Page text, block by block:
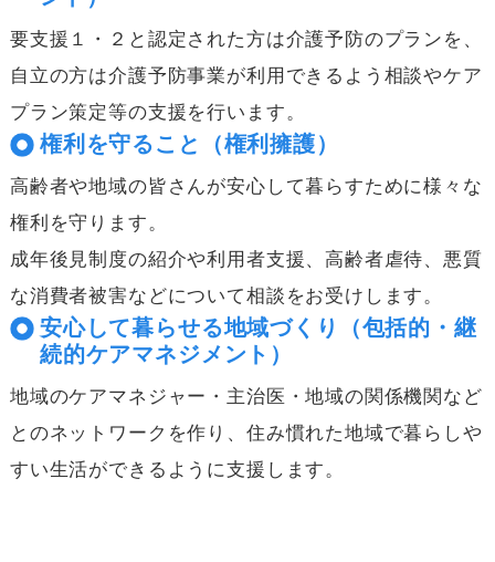
要支援１・２と認定された方は介護予防のプランを、
自立の方は介護予防事業が利用できるよう相談やケア
プラン策定等の支援を行います。
権利を守ること（権利擁護）
高齢者や地域の皆さんが安心して暮らすために様々な
権利を守ります。
成年後見制度の紹介や利用者支援、高齢者虐待、悪質
な消費者被害などについて相談をお受けします。
安心して暮らせる地域づくり（包括的・継
続的ケアマネジメント）
地域のケアマネジャー・主治医・地域の関係機関など
とのネットワークを作り、住み慣れた地域で暮らしや
すい生活ができるように支援します。